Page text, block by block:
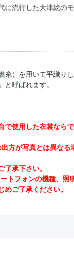
に流行した大津絵の
）を用いて平織り
呼ばれます。
使用した衣裳なら
方が写真とは異なる
承下さい。
トフォンの機種、照
ご了承ください。